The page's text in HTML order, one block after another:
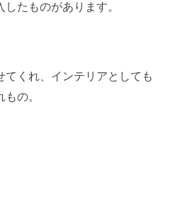
たものがあります。
くれ、インテリアとしても
の。